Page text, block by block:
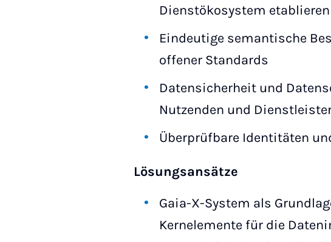
Dienstökosystem etablieren
Eindeutige semantische
offener Standards
Datensicherheit und
Nutzenden und
Überprüfbare Identitäten
Lösungsansätze
Gaia-X-System als
Kernelemente für die